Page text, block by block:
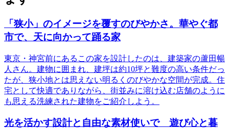
「狭小」のイメージを覆すのびやかさ。華やぐ都
市で、天に向かって踊る家
東京・神宮前にあるこの家を設計したのは、建築家の蘆田暢
人さん。建物に囲まれ、建坪は約10坪と難度の高い条件だっ
たが、狭小地とは思えない明るくのびやかな空間が完成。住
宅として快適でありながら、街並みに溶け込む店舗のように
も思える洗練された建物をご紹介しよう。
光を活かす設計と自由な素材使いで 遊び心と暮